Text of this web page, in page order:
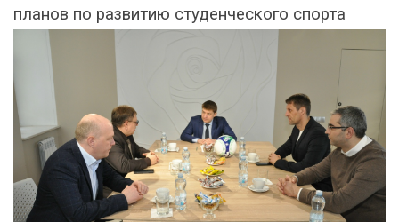
планов по развитию студенческого спорта